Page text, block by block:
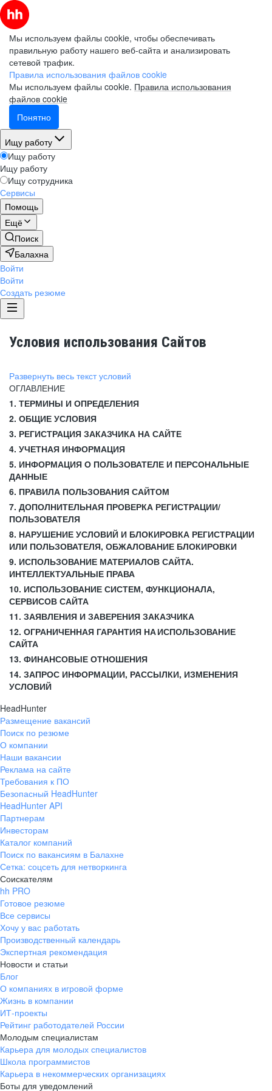
Мы используем файлы cookie, чтобы обеспечивать
правильную работу нашего веб-сайта и анализировать
сетевой трафик.
Правила использования файлов cookie
Мы используем файлы cookie. Правила использования
файлов cookie
Понятно
Ищу работу
Ищу работу
Ищу работу
Ищу сотрудника
Сервисы
Помощь
Ещё
Поиск
Балахна
Войти
Войти
Создать резюме
Условия использования Сайтов
Развернуть весь текст условий
ОГЛАВЛЕНИЕ
1. ТЕРМИНЫ И ОПРЕДЕЛЕНИЯ
2. ОБЩИЕ УСЛОВИЯ
3. РЕГИСТРАЦИЯ ЗАКАЗЧИКА НА САЙТЕ
4. УЧЕТНАЯ ИНФОРМАЦИЯ
5. ИНФОРМАЦИЯ О ПОЛЬЗОВАТЕЛЕ И ПЕРСОНАЛЬНЫЕ
ДАННЫЕ
6. ПРАВИЛА ПОЛЬЗОВАНИЯ САЙТОМ
7. ДОПОЛНИТЕЛЬНАЯ ПРОВЕРКА РЕГИСТРАЦИИ/
ПОЛЬЗОВАТЕЛЯ
8. НАРУШЕНИЕ УСЛОВИЙ И БЛОКИРОВКА РЕГИСТРАЦИИ
ИЛИ ПОЛЬЗОВАТЕЛЯ, ОБЖАЛОВАНИЕ БЛОКИРОВКИ
9. ИСПОЛЬЗОВАНИЕ МАТЕРИАЛОВ САЙТА.
ИНТЕЛЛЕКТУАЛЬНЫЕ ПРАВА
10. ИСПОЛЬЗОВАНИЕ СИСТЕМ, ФУНКЦИОНАЛА,
СЕРВИСОВ САЙТА
11. ЗАЯВЛЕНИЯ И ЗАВЕРЕНИЯ ЗАКАЗЧИКА
12. ОГРАНИЧЕННАЯ ГАРАНТИЯ НА ИСПОЛЬЗОВАНИЕ
САЙТА
13. ФИНАНСОВЫЕ ОТНОШЕНИЯ
14. ЗАПРОС ИНФОРМАЦИИ, РАССЫЛКИ, ИЗМЕНЕНИЯ
УСЛОВИЙ
HeadHunter
Размещение вакансий
Поиск по резюме
О компании
Наши вакансии
Реклама на сайте
Требования к ПО
Безопасный HeadHunter
HeadHunter API
Партнерам
Инвесторам
Каталог компаний
Поиск по вакансиям в Балахне
Сетка: соцсеть для нетворкинга
Соискателям
hh PRO
Готовое резюме
Все сервисы
Хочу у вас работать
Производственный календарь
Экспертная рекомендация
Новости и статьи
Блог
О компаниях в игровой форме
Жизнь в компании
ИТ-проекты
Рейтинг работодателей России
Молодым специалистам
Карьера для молодых специалистов
Школа программистов
Карьера в некоммерческих организациях
Боты для уведомлений